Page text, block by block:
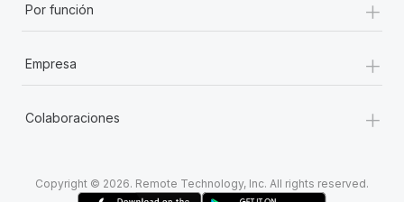
Por función +
Empresa +
Colaboraciones +
Copyright © 2026. Remote Technology, Inc. All rights reserved.